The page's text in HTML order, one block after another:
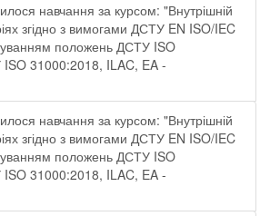
навчання за курсом: "Внутрішній
згідно з вимогами ДСТУ EN ISO/IEC
положень ДСТУ ISO
31000:2018, ILAC, EA -
навчання за курсом: "Внутрішній
згідно з вимогами ДСТУ EN ISO/IEC
положень ДСТУ ISO
31000:2018, ILAC, EA -